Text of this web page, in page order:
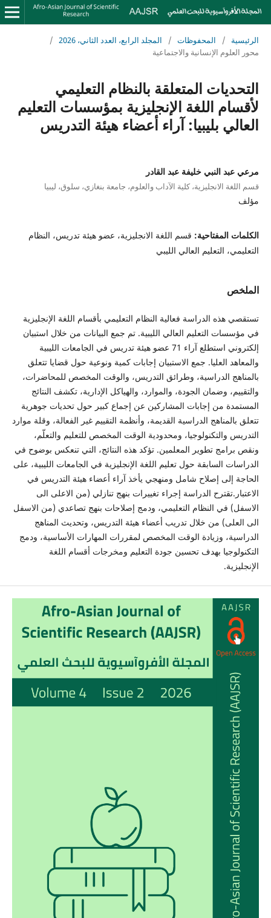
الرئيسية / المحفوظات / المجلد الرابع، العدد الثاني، 2026
/
محور العلوم الإنسانية والاجتماعية
التحديات المتعلقة بالنظام التعليمي
لأقسام اللغة الإنجليزية بمؤسسات التعليم
العالي بليبيا: آراء أعضاء هيئة التدريس
مرعي عبد النبي خليفة عبد القادر
قسم اللغة الانجليزية، كلية الآداب والعلوم، جامعة بنغازي، سلوق، ليبيا
مؤلف
الكلمات المفتاحية: قسم اللغة الانجليزية، عضو هيئة تدريس، النظام
التعليمي، التعليم العالي الليبي
الملخص
تستقصي هذه الدراسة فعالية النظام التعليمي بأقسام اللغة الإنجليزية
في مؤسسات التعليم العالي الليبية. تم جمع البيانات من خلال استبيان
إلكتروني استطلع آراء 71 عضو هيئة تدريس في الجامعات الليبية
والمعاهد العليا. جمع الاستبيان إجابات كمية ونوعية حول قضايا تتعلق
بالمناهج الدراسية، وطرائق التدريس، والوقت المخصص للمحاضرات،
والتقييم، وضمان الجودة، والموارد، والهياكل الإدارية، تكشف النتائج
المستمدة من إجابات المشاركين عن إجماع كبير حول تحديات جوهرية
تتعلق بالمناهج الدراسية القديمة، وأنظمة التقييم غير الفعالة، وقلة موارد
التدريس والتكنولوجيا، ومحدودية الوقت المخصص للتعليم والتعلّم،
ونقص برامج تطوير المعلمين. تؤكد هذه النتائج، التي تنعكس بوضوح في
الدراسات السابقة حول تعليم اللغة الإنجليزية في الجامعات الليبية، على
الحاجة إلى إصلاح شامل ومنهجي يأخذ آراء أعضاء هيئة التدريس في
الاعتبار.تقترح الدراسة إجراء تغييرات بنهج تنازلي (من الاعلى الى
الاسفل) في النظام التعليمي، ودمج إصلاحات بنهج تصاعدي (من الاسفل
الى العلى) من خلال تدريب أعضاء هيئة التدريس، وتحديث المناهج
الدراسية، وزيادة الوقت المخصص لمقررات المهارات الأساسية، ودمج
التكنولوجيا بهدف تحسين جودة التعليم ومخرجات أقسام اللغة
الإنجليزية.